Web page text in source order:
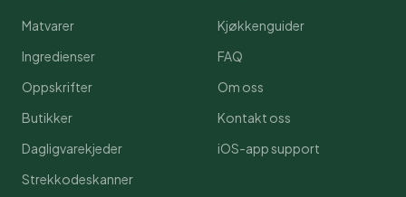
Matvarer
Ingredienser
Oppskrifter
Butikker
Dagligvarekjeder
Strekkodeskanner
Kjøkkenguider
FAQ
Om oss
Kontakt oss
iOS-app support